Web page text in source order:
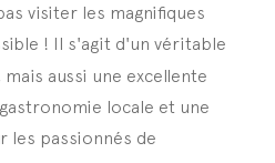
visiter les magnifiques
! Il s'agit d'un véritable
aussi une excellente
locale et une
les passionnés de